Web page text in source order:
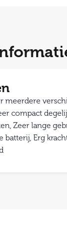
meerdere
compact
Zeer lange
batterij, Erg